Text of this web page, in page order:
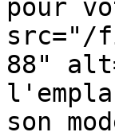
pour
src="/
88"
son